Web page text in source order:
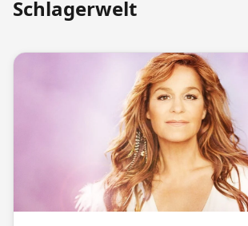
Schlagerwelt